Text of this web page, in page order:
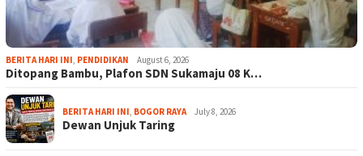
BERITA HARI INI, PENDIDIKAN August 6, 2026
Ditopang Bambu, Plafon SDN Sukamaju 08 K…
BERITA HARI INI, BOGOR RAYA July 8, 2026
Dewan Unjuk Taring